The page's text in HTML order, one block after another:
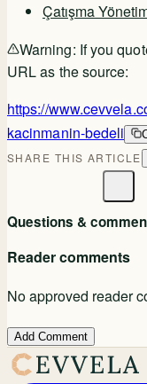
Çatışma
Warning: If you
URL as the source:
https://
kacinmanin-bedeli
SHARE THIS ARTICLE
Questions &
Reader comments
No approved reader
Add Comment